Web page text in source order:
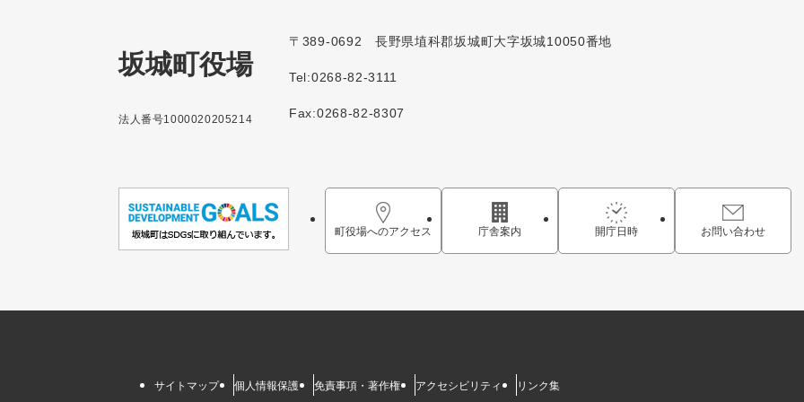
坂城町役場
法人番号1000020205214
〒389-0692 長野県埴科郡坂城町大字坂城10050番地
Tel:0268-82-3111
Fax:0268-82-8307
町役場へのアクセス 庁舎案内 開庁日時 お問い合わせ
サイトマップ 個人情報保護 免責事項・著作権 アクセシビリティ リンク集